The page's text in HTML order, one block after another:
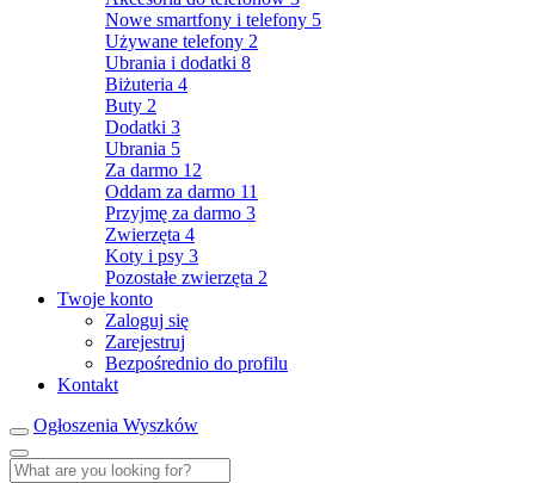
Nowe smartfony i telefony 5
Używane telefony 2
Ubrania i dodatki 8
Biżuteria 4
Buty 2
Dodatki 3
Ubrania 5
Za darmo 12
Oddam za darmo 11
Przyjmę za darmo 3
Zwierzęta 4
Koty i psy 3
Pozostałe zwierzęta 2
Twoje konto
Zaloguj się
Zarejestruj
Bezpośrednio do profilu
Kontakt
Ogłoszenia Wyszków